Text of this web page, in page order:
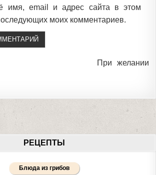
имя, email и адрес сайта в этом
моих комментариев.
При желании
РЕЦЕПТЫ
Блюда из грибов